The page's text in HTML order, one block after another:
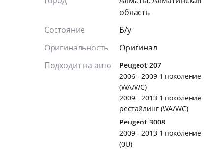
область
Состояние
Б/y
Оригинальность
Оригинал
Подходит на авто
Peugeot 207
2006 - 2009 1 поколение
(WA/WC)
2009 - 2013 1 поколение
рестайлинг (WA/WC)
Peugeot 3008
2009 - 2013 1 поколение
(0U)